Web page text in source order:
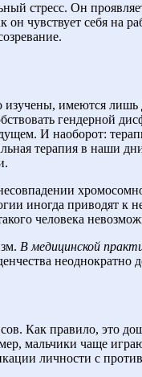
стресс. Он
чувствует себя на
имеются
гендерной
И наоборот:
терапия в наши
иногда приводят
человека
В медицинской
Как правило, это
мальчики чаще
личности с